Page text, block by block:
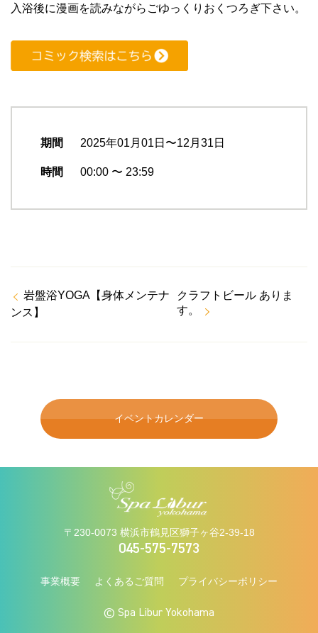
入浴後に漫画を読みながらごゆっくりおくつろぎ下さい。
期間 2025年01月01日〜12月31日
時間 00:00 〜 23:59
岩盤浴YOGA【身体メンテナ
ンス】
クラフトビール ありま
す。
イベントカレンダー
〒230-0073 横浜市鶴見区獅子ヶ谷2-39-18
045-575-7573
事業概要 よくあるご質問 プライバシーポリシー
© Spa Libur Yokohama